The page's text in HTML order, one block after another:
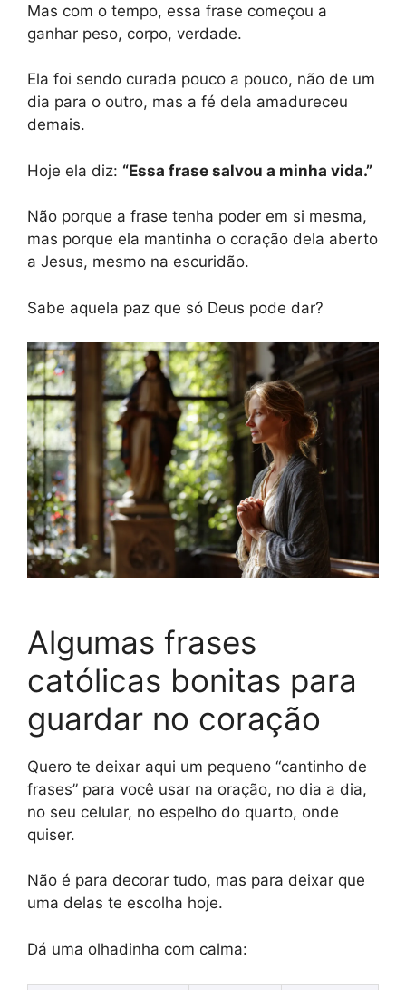
Mas com o tempo, essa frase começou a
ganhar peso, corpo, verdade.
Ela foi sendo curada pouco a pouco, não de um
dia para o outro, mas a fé dela amadureceu
demais.
Hoje ela diz: “Essa frase salvou a minha vida.”
Não porque a frase tenha poder em si mesma,
mas porque ela mantinha o coração dela aberto
a Jesus, mesmo na escuridão.
Sabe aquela paz que só Deus pode dar?
Algumas frases
católicas bonitas para
guardar no coração
Quero te deixar aqui um pequeno “cantinho de
frases” para você usar na oração, no dia a dia,
no seu celular, no espelho do quarto, onde
quiser.
Não é para decorar tudo, mas para deixar que
uma delas te escolha hoje.
Dá uma olhadinha com calma: